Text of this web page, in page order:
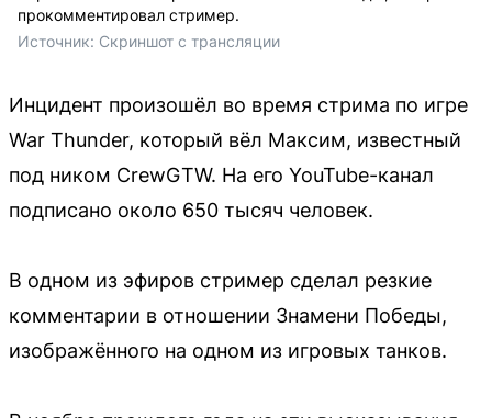
прокомментировал стример.
Источник: Скриншот с трансляции
Инцидент произошёл во время стрима по игре
War Thunder, который вёл Максим, известный
под ником CrewGTW. На его YouTube-канал
подписано около 650 тысяч человек.
В одном из эфиров стример сделал резкие
комментарии в отношении Знамени Победы,
изображённого на одном из игровых танков.